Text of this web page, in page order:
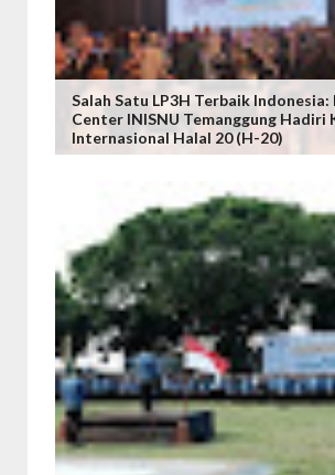
Salah Satu LP3H Terbaik Indonesia:
Center INISNU Temanggung Hadiri
Internasional Halal 20 (H-20)